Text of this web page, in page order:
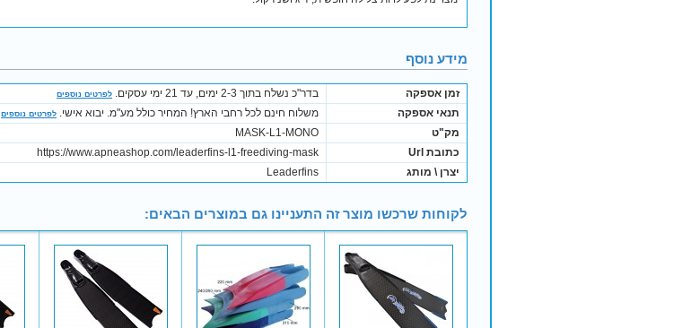
מידע נוסף
זמן אספקה בדר"כ נשלח בתוך 2-3 ימים, עד 21 ימי עסקים. לפרטים נוספים
תנאי אספקה משלוח חינם לכל רחבי הארץ! המחיר כולל מע"מ. יבוא אישי. לפרטים נוספים
מק"ט
MASK-L1-MONO
כתובת Url
https://www.apneashop.com/leaderfins-l1-freediving-mask
יצרן \ מותג
Leaderfins
לקוחות שרכשו מוצר זה התעניינו גם במוצרים הבאים: